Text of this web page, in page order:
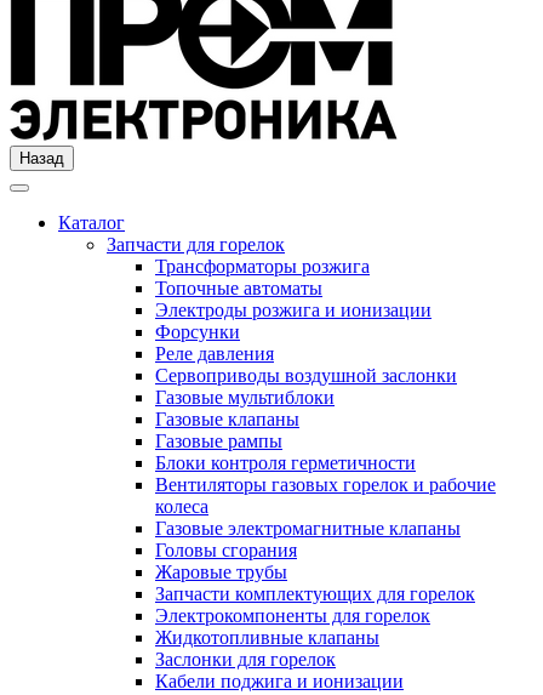
Назад
Каталог
Запчасти для горелок
Трансформаторы розжига
Топочные автоматы
Электроды розжига и ионизации
Форсунки
Реле давления
Сервоприводы воздушной заслонки
Газовые мультиблоки
Газовые клапаны
Газовые рампы
Блоки контроля герметичности
Вентиляторы газовых горелок и рабочие
колеса
Газовые электромагнитные клапаны
Головы сгорания
Жаровые трубы
Запчасти комплектующих для горелок
Электрокомпоненты для горелок
Жидкотопливные клапаны
Заслонки для горелок
Кабели поджига и ионизации